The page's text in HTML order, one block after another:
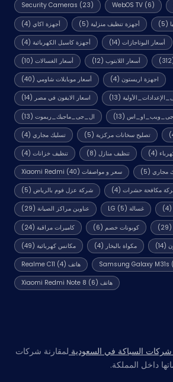
Security Cameras (23) WebOS TV(6)
أجهزة اكاي(4) أجهزة تنظيف منزلية (5) (5)
أجهزة كاسيل الكهربائية(4) أسعار البوتاجازات (14)
أسعار الغسالات(10) أسعار اللابتوب (12)
أسعار موبايلات شاومي(40) اجهزة اريستون (4)
اسعار الايفون في مصر (14) (13)
ال_جى_ماجيك_ريموت(13) (13)
تسليك مجاري(4) تصليح سخانات مركزية (5)
تنظيف خزانات(4) تنظيف منازل (8) (4)
سعر و مواصفات Xiaomi Redmi (40) مجاري (5)
شركة عزل فوم بالرياض(5) مكافحة حشرات (4)
عناوين مراكز الصيانة(29) غسالة LG (5) (4)
كاميرات مراقبة(24) كوبونات خصم (6) (29)
مكانس كهربائية(49) مكواة بالبخار (4) (14)
هاتف Realme C11 (4)
هاتف Xiaomi Redmi Note 8 (6)
شركات السباكة في السعودية لمقارنة شركات
داخل المملكة.